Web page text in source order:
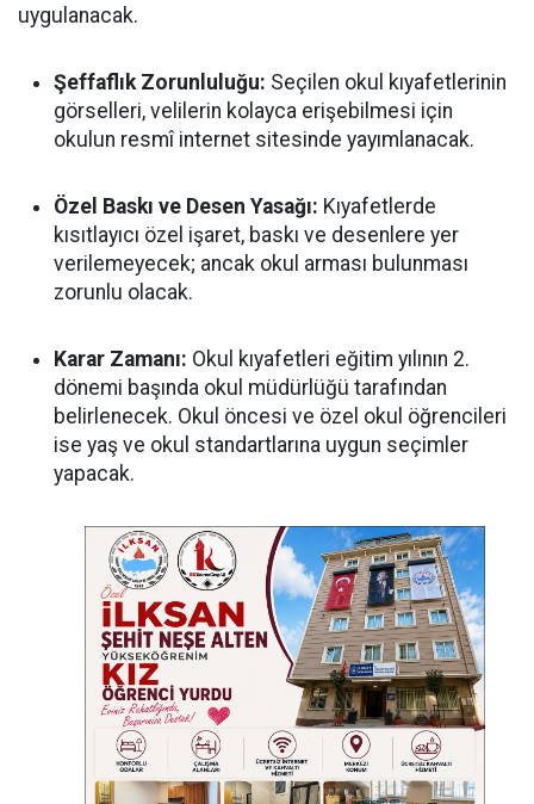
uygulanacak.
Şeffaflık Zorunluluğu: Seçilen okul kıyafetlerinin
görselleri, velilerin kolayca erişebilmesi için
okulun resmî internet sitesinde yayımlanacak.
Özel Baskı ve Desen Yasağı: Kıyafetlerde
kısıtlayıcı özel işaret, baskı ve desenlere yer
verilemeyecek; ancak okul arması bulunması
zorunlu olacak.
Karar Zamanı: Okul kıyafetleri eğitim yılının 2.
dönemi başında okul müdürlüğü tarafından
belirlenecek. Okul öncesi ve özel okul öğrencileri
ise yaş ve okul standartlarına uygun seçimler
yapacak.